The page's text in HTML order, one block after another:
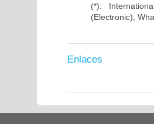
(*):
(Electronic),
Enlaces